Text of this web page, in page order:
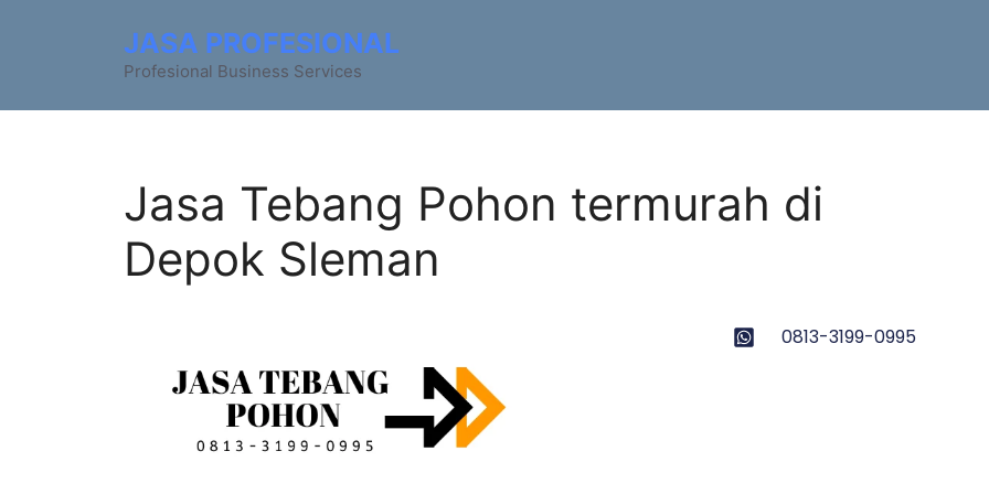
JASA PROFESIONAL
Profesional Business Services
Jasa Tebang Pohon termurah di
Depok Sleman
0813-3199-0995